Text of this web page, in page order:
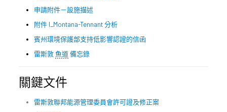
申請附件－設施描述
附件 I_Montana-Tennant 分析
賓州環境保護部支持低影響認證的信函
雷斯敦魚道備忘錄
關鍵文件
雷斯敦聯邦能源管理委員會許可證及修正案